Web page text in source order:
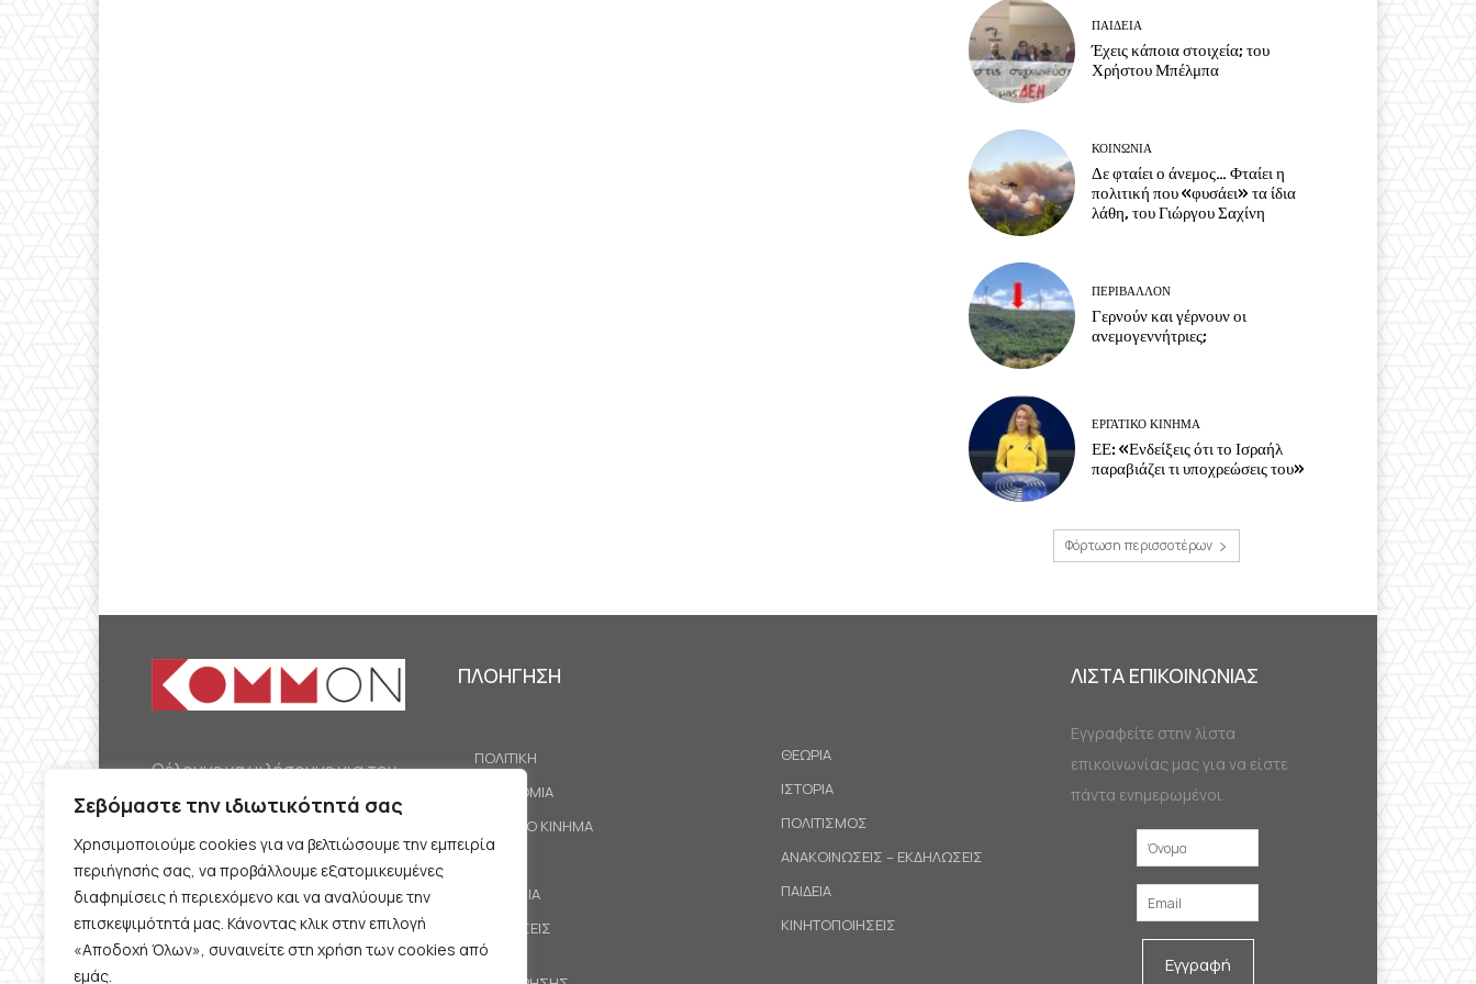
Σεβόμαστε την ιδιωτικότητά σας
Χρησιμοποιούμε cookies για να βελτιώσουμε την εμπειρία
περιήγησής σας, να προβάλλουμε εξατομικευμένες
διαφημίσεις ή περιεχόμενο και να αναλύουμε την
επισκεψιμότητά μας. Κάνοντας κλικ στην επιλογή
«Αποδοχή Όλων», συναινείτε στη χρήση των cookies από
εμάς.
ΠΑΙΔΕΙΑ
Έχεις κάποια στοιχεία; του
Χρήστου Μπέλμπα
ΚΟΙΝΩΝΙΑ
Δε φταίει ο άνεμος… Φταίει η
πολιτική που «φυσάει» τα ίδια
λάθη, του Γιώργου Σαχίνη
ΠΕΡΙΒΆΛΛΟΝ
Γερνούν και γέρνουν οι
ανεμογεννήτριες;
ΕΡΓΑΤΙΚΟ ΚΙΝΗΜΑ
ΕΕ: «Ενδείξεις ότι το Ισραήλ
παραβιάζει τι υποχρεώσεις του»
Φόρτωση περισσοτέρων
Θέλουμε να μιλήσουμε για τον
κομμουνισμό της εποχής μας,
την αναγκαία αλλά όχι
δεδομένη προοπτική.
Θέλουμε να μιλήσουμε
ταυτόχρονα για την
καθημερινή επιβίωση και τον
ΠΛΟΗΓΗΣΗ
ΠΟΛΙΤΙΚΗ
ΟΙΚΟΝΟΜΙΑ
ΕΡΓΑΤΙΚΟ ΚΙΝΗΜΑ
ΚΟΙΝΩΝΙΑ
ΠΡΟΤΑΣΕΙΣ
ΘΕΩΡΙΑ
ΙΣΤΟΡΙΑ
ΠΟΛΙΤΙΣΜΟΣ
ΑΝΑΚΟΙΝΩΣΕΙΣ – ΕΚΔΗΛΩΣΕΙΣ
ΠΑΙΔΕΙΑ
ΚΙΝΗΤΟΠΟΙΗΣΕΙΣ
ΛΙΣΤΑ ΕΠΙΚΟΙΝΩΝΙΑΣ
Εγγραφείτε στην λίστα
επικοινωνίας μας για να είστε
πάντα ενημερωμένοι.
Εγγραφή